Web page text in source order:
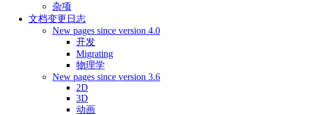
杂项
文档变更日志
New pages since version 4.0
开发
Migrating
物理学
New pages since version 3.6
2D
3D
动画